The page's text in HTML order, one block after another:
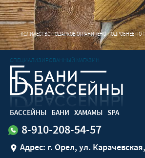
КОЛИЧЕСТВО ПОДАРКОВ ОГРАНИЧЕНО, ПОДРОБНЕЕ ПО
СПЕЦИАЛИЗИРОВАННЫЙ МАГАЗИН
БАССЕЙНЫ БАНИ ХАМАМЫ SPA
Адрес: г. Орел, ул.
8-910-208-54-57